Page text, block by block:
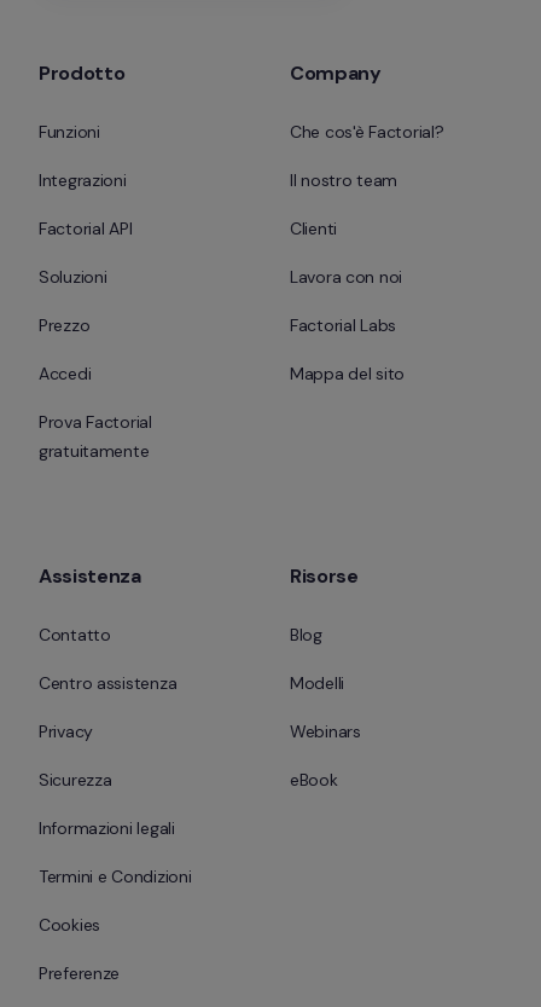
Prodotto
Funzioni
Integrazioni
Factorial API
Soluzioni
Prezzo
Accedi
Prova Factorial
gratuitamente
Company
Che cos'è Factorial?
Il nostro team
Clienti
Lavora con noi
Factorial Labs
Mappa del sito
Assistenza
Contatto
Centro assistenza
Privacy
Sicurezza
Informazioni legali
Termini e Condizioni
Cookies
Preferenze
Risorse
Blog
Modelli
Webinars
eBook